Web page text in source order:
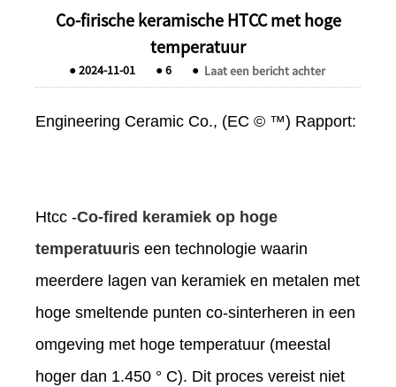
Co-firische keramische HTCC met hoge
temperatuur
●2024-11-01 ●6 ● Laat een bericht achter
Engineering Ceramic Co., (EC © ™) Rapport:
Htcc -Co-fired keramiek op hoge
temperatuuris een technologie waarin
meerdere lagen van keramiek en metalen met
hoge smeltende punten co-sinterheren in een
omgeving met hoge temperatuur (meestal
hoger dan 1.450 ° C). Dit proces vereist niet